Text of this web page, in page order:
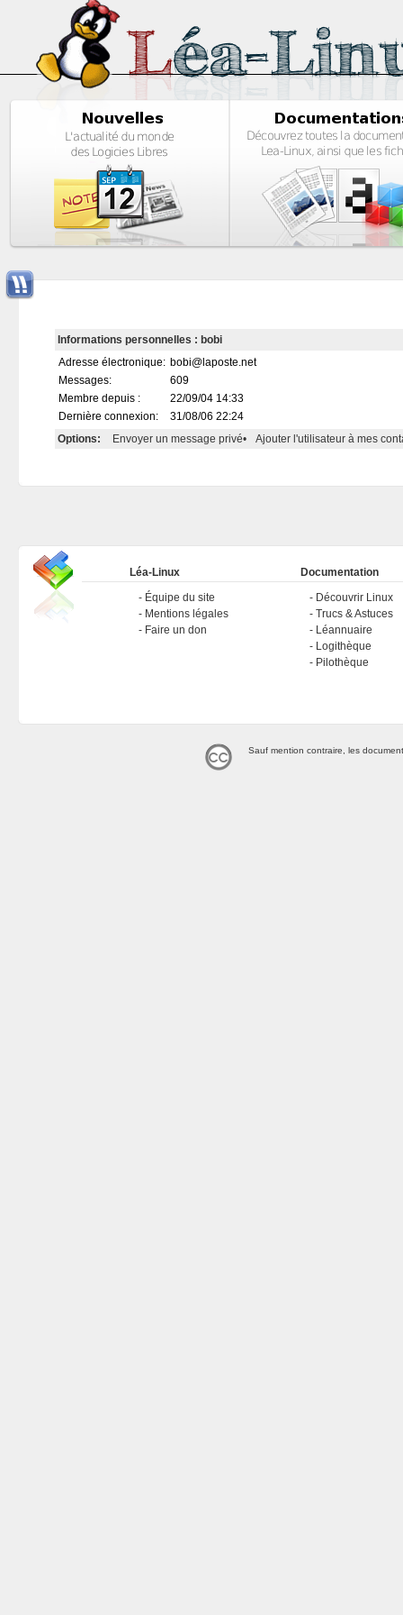
Informations personnelles : bobi
Adresse électronique: bobi@laposte.net
Messages:
609
Membre depuis :
22/09/04 14:33
Dernière connexion:
31/08/06 22:24
Options:
Envoyer un message privé• Ajouter l'utilisateur à mes
Léa-Linux
Équipe du site
Mentions légales
Faire un don
Documentation
Découvrir Linux
Trucs & Astuces
Léannuaire
Logithèque
Pilothèque
Sauf mention contraire, les